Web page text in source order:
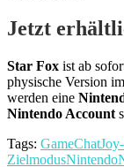
Jetzt
Star Fox ist ab
physische Version
werden eine
Nintendo Account
Tags: GameChat
ZielmodusNintendo